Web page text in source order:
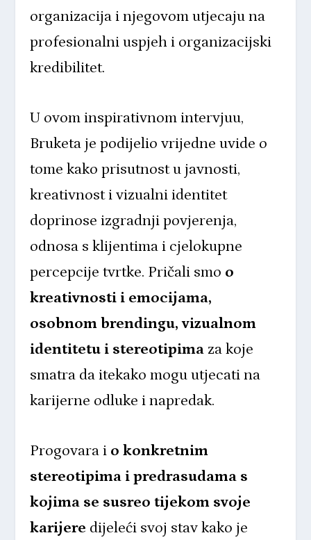
organizacija i njegovom utjecaju na
profesionalni uspjeh i organizacijski
kredibilitet.
U ovom inspirativnom intervjuu,
Bruketa je podijelio vrijedne uvide o
tome kako prisutnost u javnosti,
kreativnost i vizualni identitet
doprinose izgradnji povjerenja,
odnosa s klijentima i cjelokupne
percepcije tvrtke. Pričali smo o
kreativnosti i emocijama,
osobnom brendingu, vizualnom
identitetu i stereotipimaza koje
smatra da itekako mogu utjecati na
karijerne odluke i napredak.
Progovara i o konkretnim
stereotipima i predrasudama s
kojima se susreo tijekom svoje
karijere dijeleći svoj stav kako je